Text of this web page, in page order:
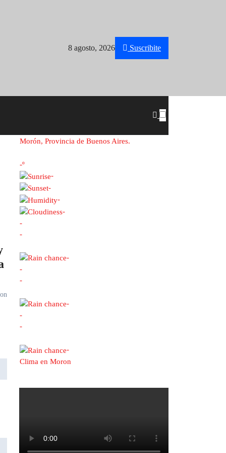
8 agosto, 2026 Suscribite
Morón, Provincia de Buenos Aires.
-º
-
-
-
-
-
-
-
-
-
-
-
-
-
Clima en Moron